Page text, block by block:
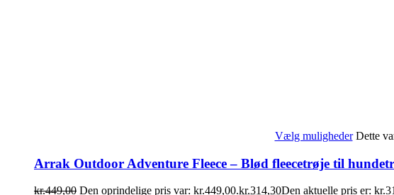
Vælg muligheder Dette
Arrak Outdoor Adventure Fleece – Blød fleecetrøje til
kr.449,00 Den oprindelige pris var: kr.449,00.kr.314,30Den aktuelle pris er: